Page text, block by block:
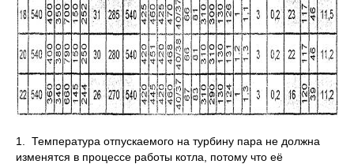
1. Температура отпускаемого на турбину пара не должна
изменятся в процессе работы котла, потому что её